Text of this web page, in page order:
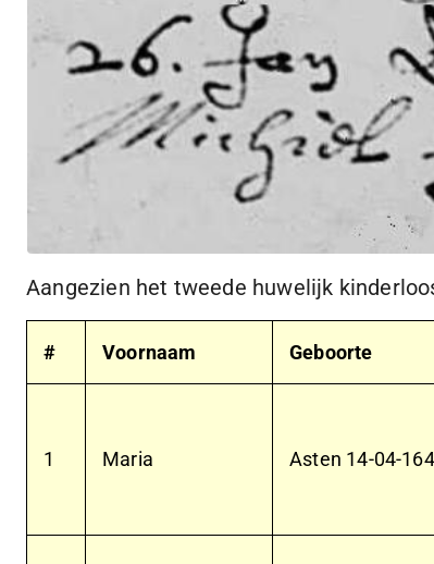
Aangezien het tweede huwelijk
# Voornaam Geboorte
1 Maria Asten 14-04-